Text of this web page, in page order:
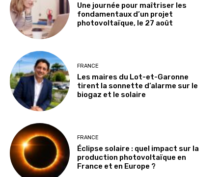
Une journée pour maîtriser les
fondamentaux d’un projet
photovoltaïque, le 27 août
FRANCE
Les maires du Lot-et-Garonne
tirent la sonnette d’alarme sur le
biogaz et le solaire
FRANCE
Éclipse solaire : quel impact sur la
production photovoltaïque en
France et en Europe ?